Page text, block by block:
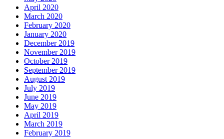
April 2020
March 2020
February 2020
January 2020
December 2019
November 2019
October 2019
September 2019
August 2019
July 2019
June 2019
May 2019
April 2019
March 2019
February 2019